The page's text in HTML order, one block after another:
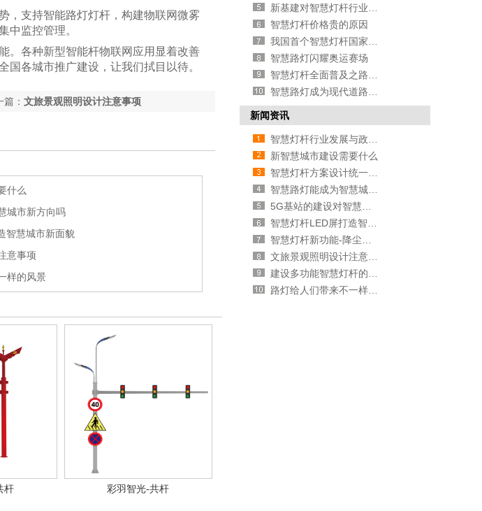
支持智能路灯灯杆，构建物联网微雾
中监控管理。
各种新型智能杆物联网应用显着改善
各城市推广建设，让我们拭目以待。
篇： 文旅景观照明设计注意事项
什么
城市新方向吗
智慧城市新面貌
意事项
样的风景
杆 彩羽智光-共杆
智慧灯杆价格贵的原因
智慧路灯闪耀奥运赛场
新闻资讯
新智慧城市建设需要什么